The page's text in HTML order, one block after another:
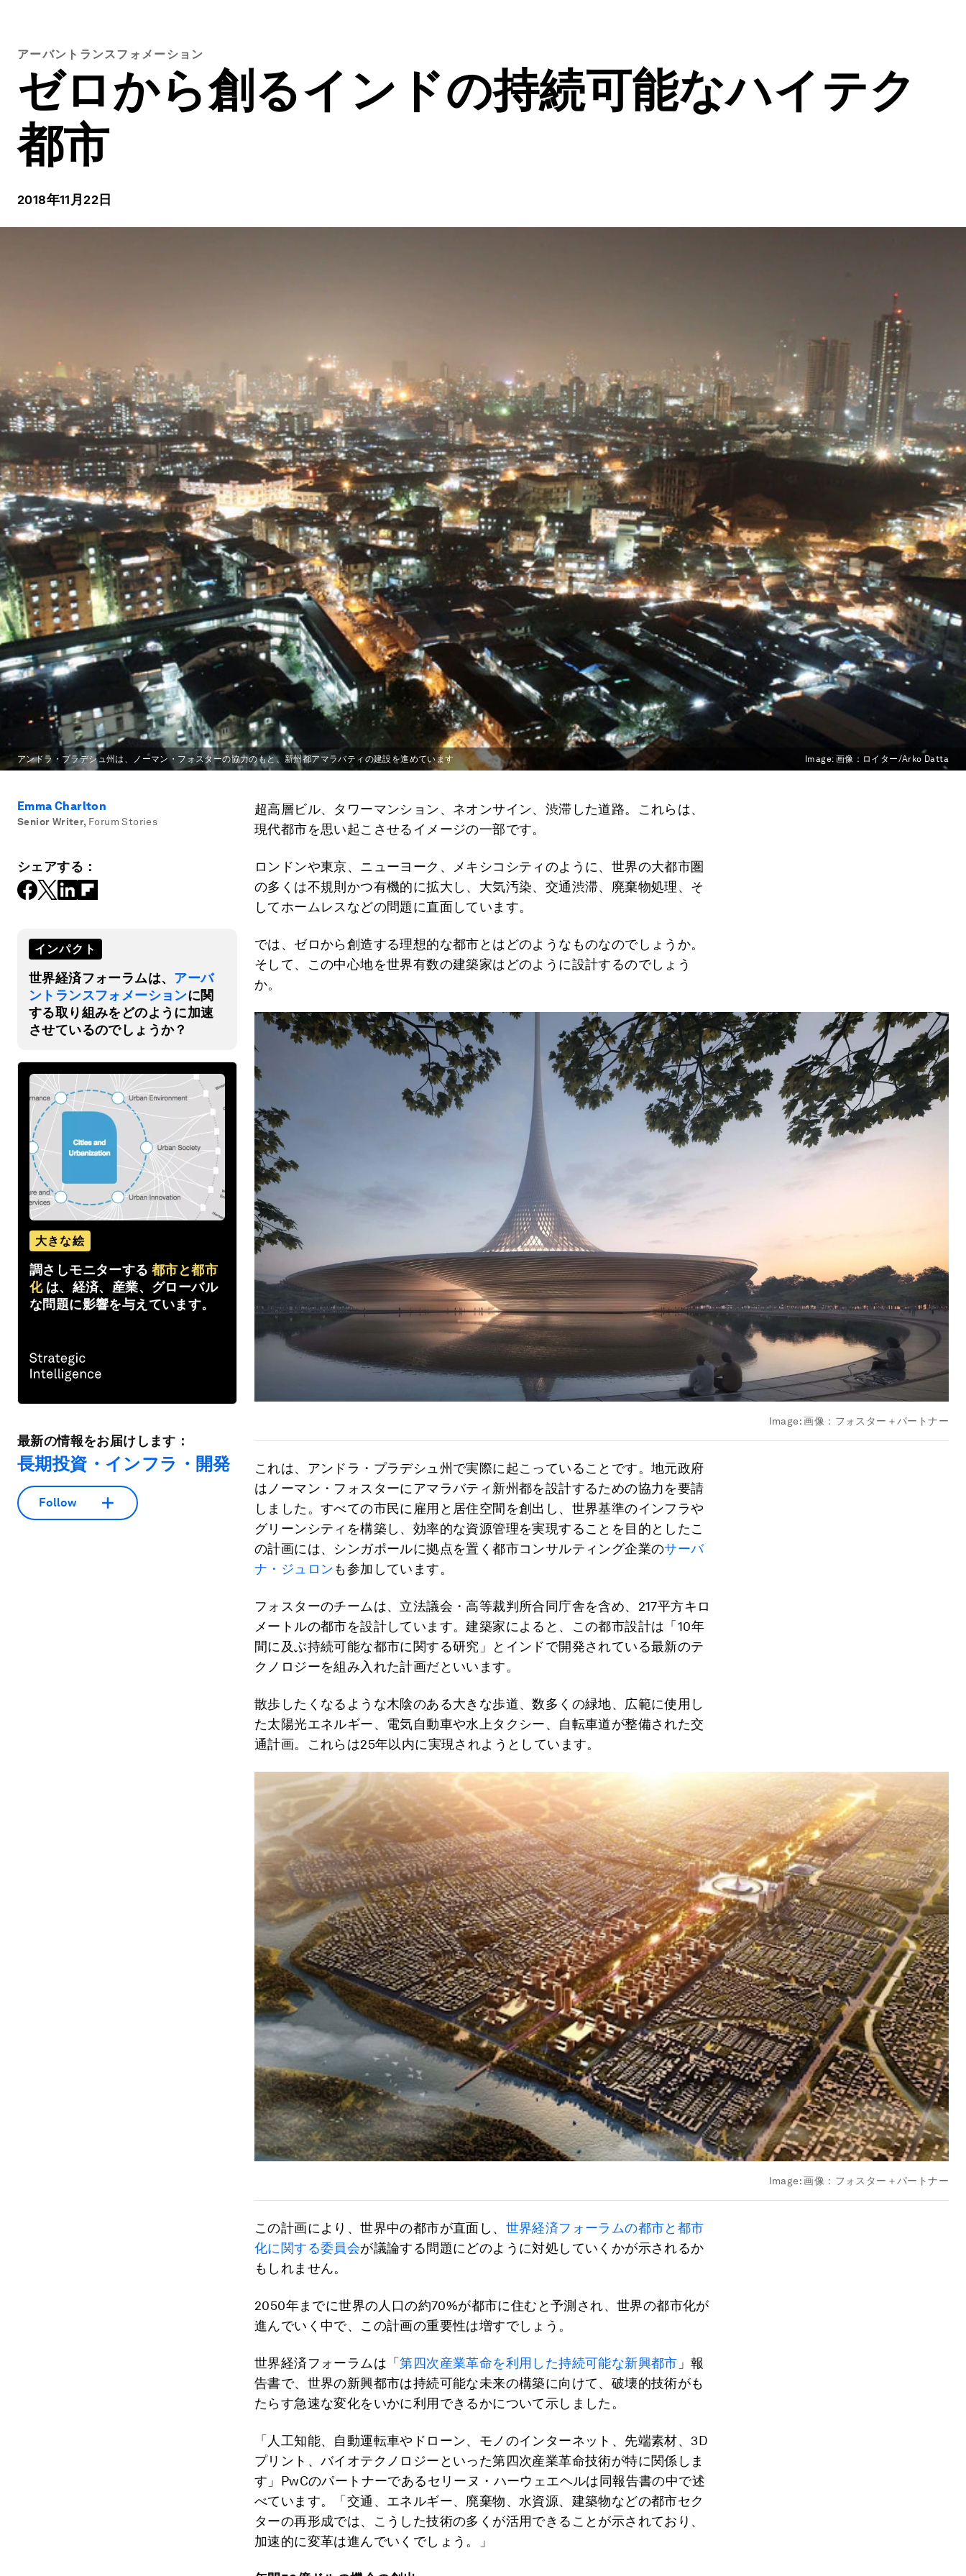
アーバントランスフォメーション
ゼロから創るインドの持続可能なハイテク
都市
2018年11月22日
アンドラ・プラデシュ州は、ノーマン・フォスターの協力のもと、新州都アマラバティの建設を進めています Image: 画像：ロイター/Arko Datta
Emma Charlton
Senior Writer, Forum Stories
シェアする：
インパクト
世界経済フォーラムは、 アーバ
ントランスフォメーションに関
する取り組みをどのように加速
させているのでしょうか？
大きな絵
調さしモニターする 都市と都市
化 は、経済、産業、グローバル
な問題に影響を与えています。
最新の情報をお届けします：
長期投資・インフラ・開発
Follow
超高層ビル、タワーマンション、ネオンサイン、渋滞した道路。これらは、
現代都市を思い起こさせるイメージの一部です。
ロンドンや東京、ニューヨーク、メキシコシティのように、世界の大都市圏
の多くは不規則かつ有機的に拡大し、大気汚染、交通渋滞、廃棄物処理、そ
してホームレスなどの問題に直面しています。
では、ゼロから創造する理想的な都市とはどのようなものなのでしょうか。
そして、この中心地を世界有数の建築家はどのように設計するのでしょう
か。
Image:画像：フォスター＋パートナー
これは、アンドラ・プラデシュ州で実際に起こっていることです。地元政府
はノーマン・フォスターにアマラバティ新州都を設計するための協力を要請
しました。すべての市民に雇用と居住空間を創出し、世界基準のインフラや
グリーンシティを構築し、効率的な資源管理を実現することを目的としたこ
の計画には、シンガポールに拠点を置く都市コンサルティング企業のサーバ
ナ・ジュロンも参加しています。
フォスターのチームは、立法議会・高等裁判所合同庁舎を含め、217平方キロ
メートルの都市を設計しています。建築家によると、この都市設計は「10年
間に及ぶ持続可能な都市に関する研究」とインドで開発されている最新のテ
クノロジーを組み入れた計画だといいます。
散歩したくなるような木陰のある大きな歩道、数多くの緑地、広範に使用し
た太陽光エネルギー、電気自動車や水上タクシー、自転車道が整備された交
通計画。これらは25年以内に実現されようとしています。
Image:画像：フォスター＋パートナー
この計画により、世界中の都市が直面し、 世界経済フォーラムの都市と都市
化に関する委員会が議論する問題にどのように対処していくかが示されるか
もしれません。
2050年までに世界の人口の約70%が都市に住むと予測され、世界の都市化が
進んでいく中で、この計画の重要性は増すでしょう。
世界経済フォーラムは「第四次産業革命を利用した持続可能な新興都市 」報
告書で、世界の新興都市は持続可能な未来の構築に向けて、破壊的技術がも
たらす急速な変化をいかに利用できるかについて示しました。
「人工知能、自動運転車やドローン、モノのインターネット、先端素材、3D
プリント、バイオテクノロジーといった第四次産業革命技術が特に関係しま
す」PwCのパートナーであるセリーヌ・ハーウェエヘルは同報告書の中で述
べています。「交通、エネルギー、廃棄物、水資源、建築物などの都市セク
ターの再形成では、こうした技術の多くが活用できることが示されており、
加速的に変革は進んでいくでしょう。」